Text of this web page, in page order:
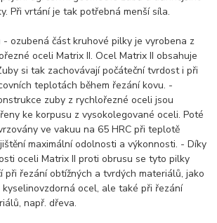
Při vrtání je tak potřebná menší síla.
ozubená část kruhové pilky je vyrobena z
oceli Matrix II. Ocel Matrix II obsahuje
si tak zachovávají počáteční tvrdost i při
teplotách během řezání kovu. -
zuby z rychlořezné oceli jsou
ke korpusu z vysokolegované oceli. Poté
ve vakuu na 65 HRC při teplotě
maximální odolnosti a výkonnosti. - Díky
oceli Matrix II proti obrusu se tyto pilky
při řezání obtížných a tvrdých materiálů, jako
ocel, ale také při řezání
např. dřeva.